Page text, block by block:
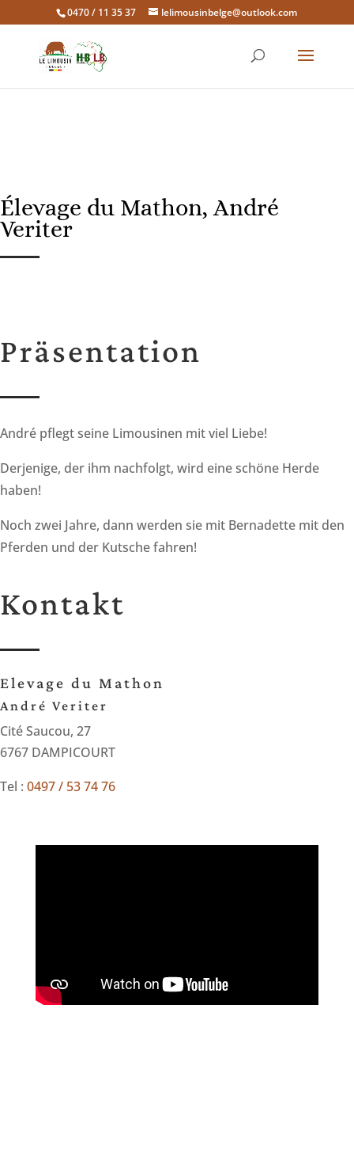
0470 / 11 35 37 lelimousinbelge@outlook.com
Élevage du Mathon, André
Veriter
Präsentation
André pflegt seine Limousinen mit viel Liebe!
Derjenige, der ihm nachfolgt, wird eine schöne Herde
haben!
Noch zwei Jahre, dann werden sie mit Bernadette mit den
Pferden und der Kutsche fahren!
Kontakt
Elevage du Mathon
André Veriter
Cité Saucou, 27
6767 DAMPICOURT
Tel : 0497 / 53 74 76